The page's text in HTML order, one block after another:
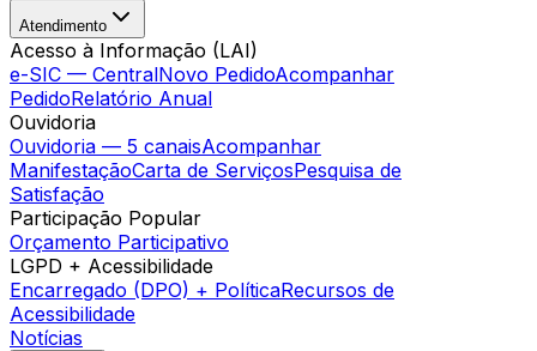
Atendimento
Acesso à Informação (LAI)
e-SIC — CentralNovo PedidoAcompanhar
PedidoRelatório Anual
Ouvidoria
Ouvidoria — 5 canaisAcompanhar
ManifestaçãoCarta de ServiçosPesquisa de
Satisfação
Participação Popular
Orçamento Participativo
LGPD + Acessibilidade
Encarregado (DPO) + PolíticaRecursos de
Acessibilidade
Notícias